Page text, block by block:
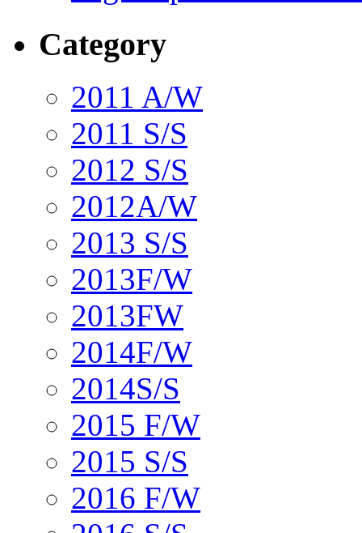
Category
2011 A/W
2011 S/S
2012 S/S
2012A/W
2013 S/S
2013F/W
2013FW
2014F/W
2014S/S
2015 F/W
2015 S/S
2016 F/W